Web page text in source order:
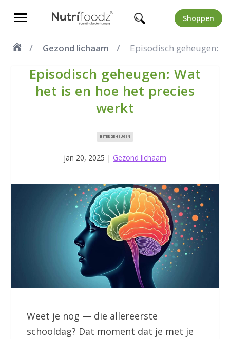
Shoppen
Gezond lichaam Episodisch geheugen:
Episodisch geheugen: Wat
het is en hoe het precies
werkt
BETER GEHEUGEN
jan 20, 2025 | Gezond lichaam
Weet je nog — die allereerste
schooldag? Dat moment dat je met je